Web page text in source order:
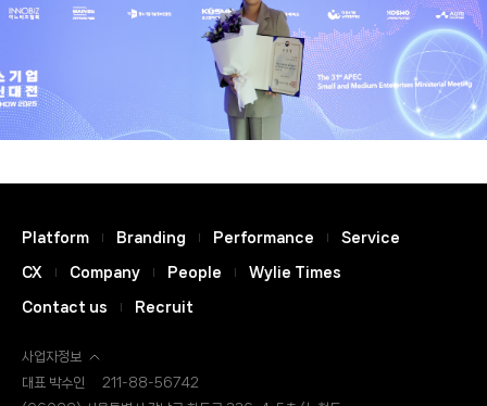
Platform Branding Performance Service
CX Company People Wylie Times
Contact us Recruit
사업자정보
대표 박수인
211-88-56742